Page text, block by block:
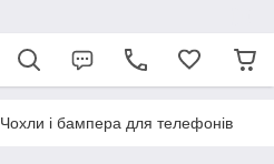
Чохли і бампера для телефонів